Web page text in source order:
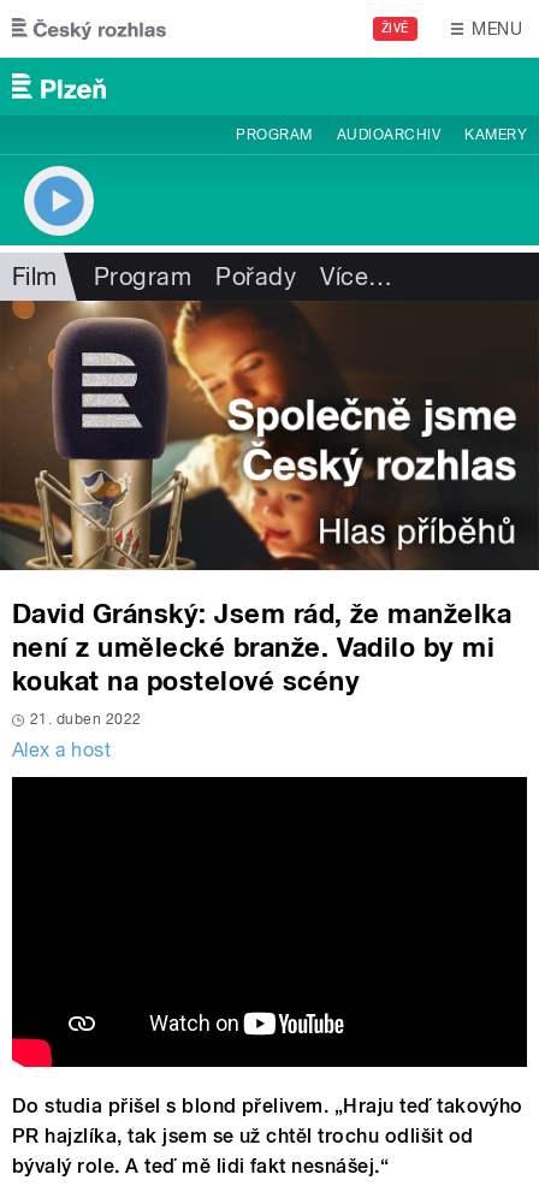
Přejít k hlavnímu obsahu
ŽIVĚ MENU
PROGRAM AUDIOARCHIV KAMERY
Film Program Pořady Více…
David Gránský: Jsem rád, že manželka
není z umělecké branže. Vadilo by mi
koukat na postelové scény
21. duben 2022
Alex a host
Do studia přišel s blond přelivem. „Hraju teď takovýho
PR hajzlíka, tak jsem se už chtěl trochu odlišit od
bývalý role. A teď mě lidi fakt nesnášej.“